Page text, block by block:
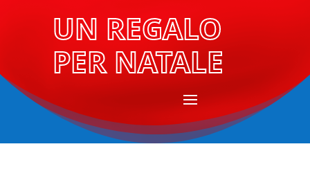
UN REGALO
PER NATALE